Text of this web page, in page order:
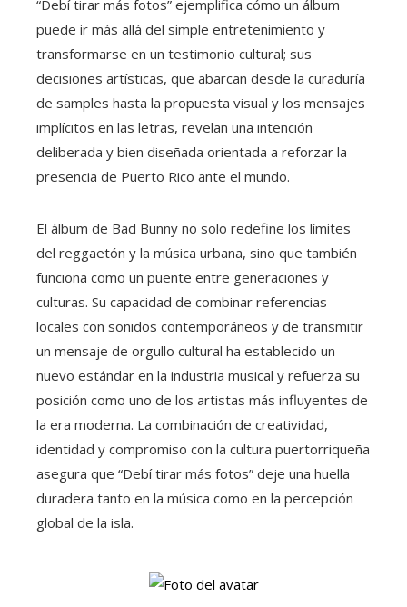
“Debí tirar más fotos” ejemplifica cómo un álbum
puede ir más allá del simple entretenimiento y
transformarse en un testimonio cultural; sus
decisiones artísticas, que abarcan desde la curaduría
de samples hasta la propuesta visual y los mensajes
implícitos en las letras, revelan una intención
deliberada y bien diseñada orientada a reforzar la
presencia de Puerto Rico ante el mundo.
El álbum de Bad Bunny no solo redefine los límites
del reggaetón y la música urbana, sino que también
funciona como un puente entre generaciones y
culturas. Su capacidad de combinar referencias
locales con sonidos contemporáneos y de transmitir
un mensaje de orgullo cultural ha establecido un
nuevo estándar en la industria musical y refuerza su
posición como uno de los artistas más influyentes de
la era moderna. La combinación de creatividad,
identidad y compromiso con la cultura puertorriqueña
asegura que “Debí tirar más fotos” deje una huella
duradera tanto en la música como en la percepción
global de la isla.